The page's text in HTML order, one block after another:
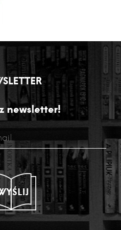
newsletter!